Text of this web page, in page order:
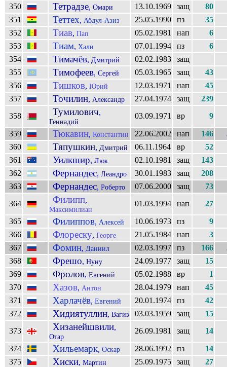
350
Тетрадзе, Омари 13.10.1969 защ
80
351
Теттех, Абдул-Азиз 25.05.1990 пз
35
352
Тиав, Пап 05.02.1981 нап
6
353
Тиам, Хали 07.01.1994 пз
6
354
Тимачёв, Дмитрий 02.02.1983
защ
355
Тимофеев, Сергей 05.03.1965 защ
43
356
Тишков, Юрий 12.03.1971 нап
45
357
Точилин, Александр 27.04.1974 защ
239
358
Тумилович,
Геннадий
03.09.1971 вр 9
359 Тюкавин, Константин 22.06.2002 нап 146
360
Тяпушкин, Дмитрий 06.11.1964 вр
52
361
Уилкшир, Люк 02.10.1981 защ
143
362
Фернандес, Леандро 30.01.1983 защ 208
363
Фернандес, Роберто 07.06.2000 защ
73
364
Филипп,
Максимилиан
01.03.1994 нап 27
365 Филиппов, Алексей 10.06.1973 пз
9
366
Флореску, Георге 21.05.1984 нап
3
367
Фомин, Даниил 02.03.1997 пз 166
368
Фрешо, Нуну 24.09.1977 защ
15
369
Фролов, Евгений 05.02.1988 вр
1
370
Хазов, Антон 28.04.1979 нап 45
371
Харлачёв, Евгений 20.01.1974 пз
42
372
Хидиятуллин, Вагиз 03.03.1959 защ
15
373
Хизанейшвили,
Отар
26.09.1981 защ 14
374 Хильемарк, Оскар 28.06.1992 пз
14
375
Хиски, Мартин 25.09.1975 защ 27